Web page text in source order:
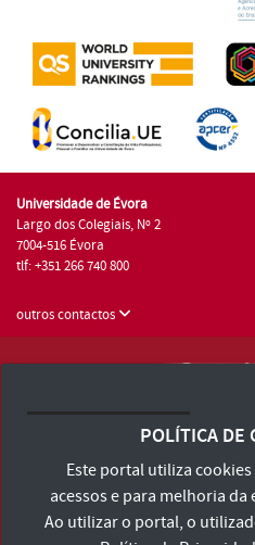
Universidade de Évora
Largo dos Colegiais, Nº 2
7004-516 Évora
tlf: +351 266 740 800
outros contactos
Consulte os Termos e
Declaração de
POLÍTICA DE
Este portal utiliza
acessos e para melhoria
Ao utilizar o portal, o